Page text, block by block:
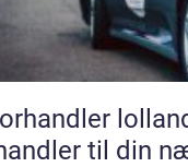
lolland sådan finder du den
til din